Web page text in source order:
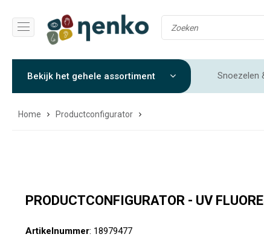
Bekijk het gehele assortiment Snoezelen
Home Productconfigurator
PRODUCTCONFIGURATOR - UV
Artikelnummer: 18979477